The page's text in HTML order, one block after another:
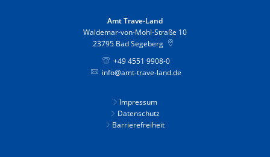
Amt Trave-Land
Waldemar-von-Mohl-Straße 10
23795 Bad Segeberg
+49 4551 9908-0
info@amt-trave-land.de
Impressum
Datenschutz
Barrierefreiheit